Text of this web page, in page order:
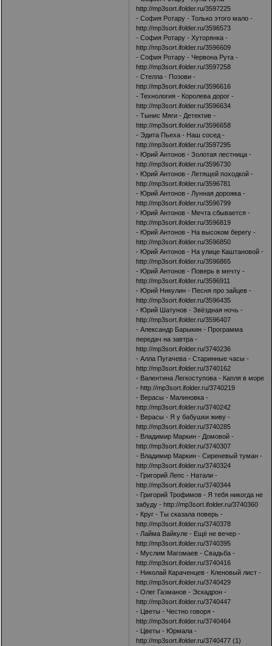
http://mp3sort.ifolder.ru/3597225
- София Ротару - Только этого мало -
http://mp3sort.ifolder.ru/3596573
- София Ротару - Хуторянка -
http://mp3sort.ifolder.ru/3596609
- София Ротару - Червона Рута -
http://mp3sort.ifolder.ru/3597258
- Стелла - Позови -
http://mp3sort.ifolder.ru/3596616
- Технология - Королева дорог -
http://mp3sort.ifolder.ru/3596634
- Тынис Мяги - Детектив -
http://mp3sort.ifolder.ru/3596658
- Эдита Пьеха - Наш сосед -
http://mp3sort.ifolder.ru/3597295
- Юрий Антонов - Золотая лестница -
http://mp3sort.ifolder.ru/3596730
- Юрий Антонов - Летящей походкой -
http://mp3sort.ifolder.ru/3596781
- Юрий Антонов - Лунная дорожка -
http://mp3sort.ifolder.ru/3596799
- Юрий Антонов - Мечта сбывается -
http://mp3sort.ifolder.ru/3596819
- Юрий Антонов - На высоком берегу -
http://mp3sort.ifolder.ru/3596850
- Юрий Антонов - На улице Каштановой -
http://mp3sort.ifolder.ru/3596865
- Юрий Антонов - Поверь в мечту -
http://mp3sort.ifolder.ru/3596911
- Юрий Никулин - Песня про зайцев -
http://mp3sort.ifolder.ru/3596435
- Юрий Шатунов - Звёздная ночь -
http://mp3sort.ifolder.ru/3596407
- Александр Барыкин - Программа
передач на завтра -
http://mp3sort.ifolder.ru/3740236
- Алла Пугачева - Старинные часы -
http://mp3sort.ifolder.ru/3740162
- Валентина Легкоступова - Капля в море
- http://mp3sort.ifolder.ru/3740219
- Верасы - Малиновка -
http://mp3sort.ifolder.ru/3740242
- Верасы - Я у бабушки живу -
http://mp3sort.ifolder.ru/3740285
- Владимир Маркин - Домовой -
http://mp3sort.ifolder.ru/3740307
- Владимир Маркин - Сиреневый туман -
http://mp3sort.ifolder.ru/3740324
- Григорий Лепс - Натали -
http://mp3sort.ifolder.ru/3740344
- Григорий Трофимов - Я тебя никогда не
забуду - http://mp3sort.ifolder.ru/3740360
- Круг - Ты сказала поверь -
http://mp3sort.ifolder.ru/3740378
- Лайма Вайкуле - Ещё не вечер -
http://mp3sort.ifolder.ru/3740395
- Муслим Магомаев - Свадьба -
http://mp3sort.ifolder.ru/3740416
- Николай Караченцев - Кленовый лист -
http://mp3sort.ifolder.ru/3740429
- Олег Газманов - Эскадрон -
http://mp3sort.ifolder.ru/3740447
- Цветы - Честно говоря -
http://mp3sort.ifolder.ru/3740464
- Цветы - Юрмала -
http://mp3sort.ifolder.ru/3740477 (1)